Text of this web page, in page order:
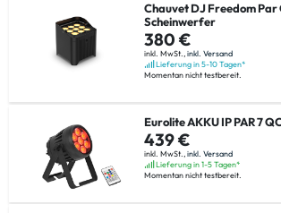
Chauvet DJ Freedom Par
Scheinwerfer
380 €
inkl. MwSt.,inkl. Versand
Lieferung in 5-10 Tagen*
Momentan nicht testbereit.
Eurolite AKKU IP PAR 7
439 €
inkl. MwSt., inkl. Versand
Lieferung in 1-5 Tagen*
Momentan nicht testbereit.